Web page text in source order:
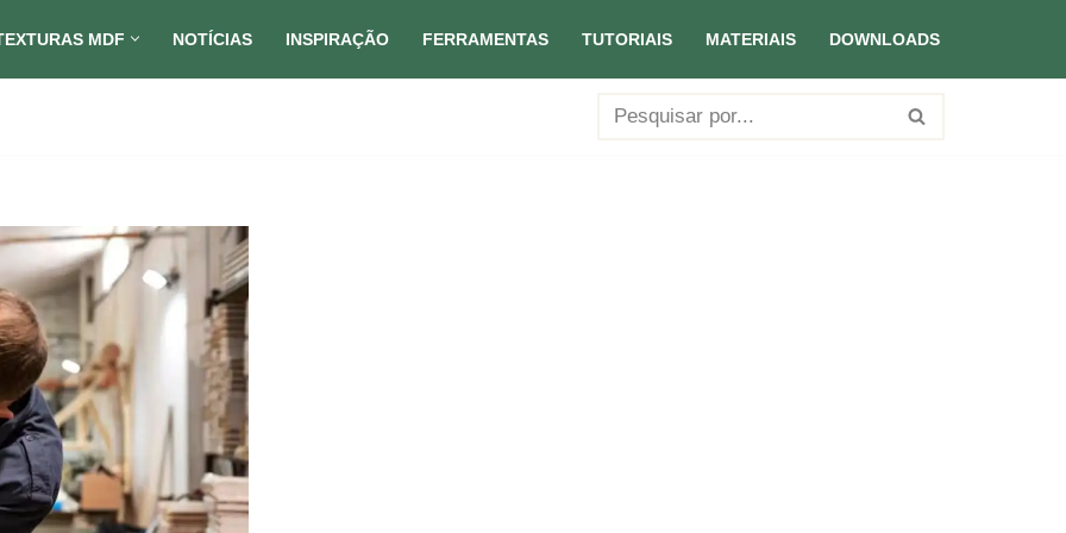
MDF NOTÍCIAS INSPIRAÇÃO FERRAMENTAS TUTORIAIS MATERIAIS DOWNLOADS